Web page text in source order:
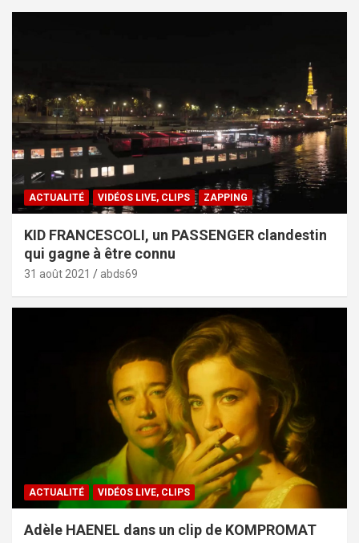
ACTUALITÉ VIDÉOS LIVE, CLIPS ZAPPING
KID FRANCESCOLI, un PASSENGER clandestin
qui gagne à être connu
31 août 2021 abds69
ACTUALITÉ VIDÉOS LIVE, CLIPS
Adèle HAENEL dans un clip de KOMPROMAT